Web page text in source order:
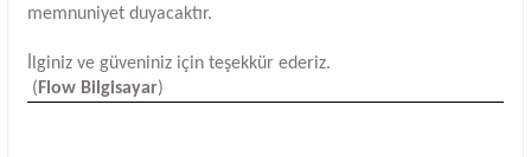
memnuniyet duyacaktır.
İlginiz ve güveniniz için teşekkür ederiz.
( Flow Bilgisayar)